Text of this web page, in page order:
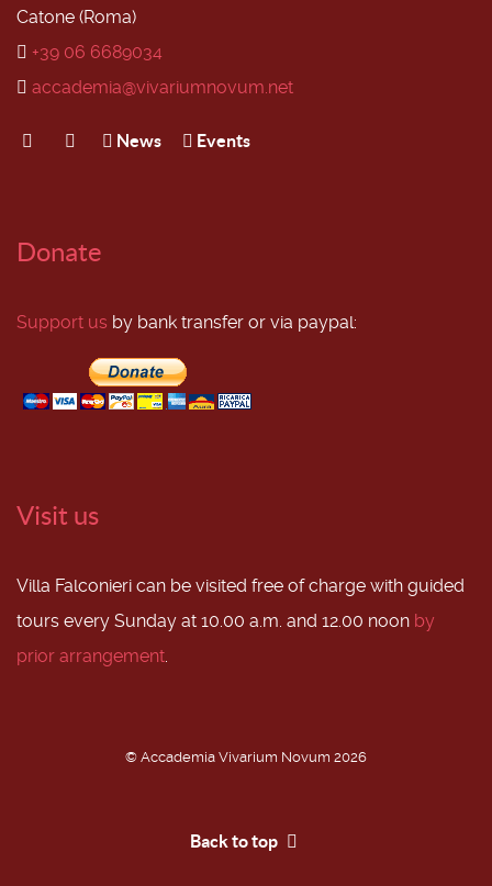
Catone (Roma)
+39 06 6689034
accademia@vivariumnovum.net
News Events
Donate
Support us by bank transfer or via paypal:
Visit us
Villa Falconieri can be visited free of charge with guided
tours every Sunday at 10.00 a.m. and 12.00 noon by
prior arrangement
© Accademia Vivarium Novum 2026
Back to top